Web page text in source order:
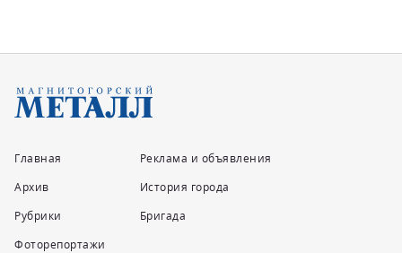
Главная
Архив
Рубрики
Фоторепортажи
Реклама и объявления
История города
Бригада